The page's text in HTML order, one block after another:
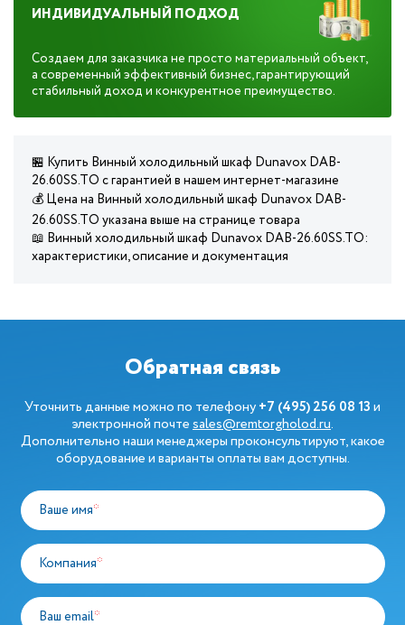
ИНДИВИДУАЛЬНЫЙ ПОДХОД
Создаем для заказчика не просто материальный объект,
а современный эффективный бизнес, гарантирующий
стабильный доход и конкурентное преимущество.
🏪 Купить Винный холодильный шкаф Dunavox DAB-
26.60SS.TO с гарантией в нашем интернет-магазине
💰 Цена на Винный холодильный шкаф Dunavox DAB-
26.60SS.TO указана выше на странице товара
📖 Винный холодильный шкаф Dunavox DAB-26.60SS.TO:
характеристики, описание и документация
Обратная связь
Уточнить данные можно по телефону+7 (495) 256 08 13и
электронной почтеsales@remtorgholod.ru.
Дополнительно наши менеджеры проконсультируют, какое
оборудование и варианты оплаты вам доступны.
Ваше имя*
Компания*
Ваш email*